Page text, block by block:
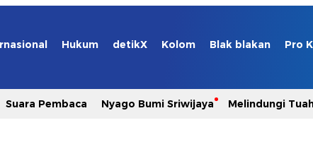
Hukum detikX Kolom Blak blakan Pro
Suara Pembaca Nyago Bumi Sriwijaya Melindungi